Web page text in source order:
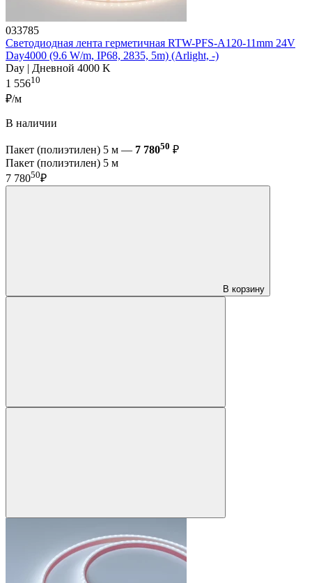
033785
Светодиодная лента герметичная RTW-PFS-A120-11mm 24V
Day4000 (9.6 W/m, IP68, 2835, 5m) (Arlight, -)
Day | Дневной 4000 K
1 55610
₽/м
В наличии
Пакет (полиэтилен) 5 м — 7 78050 ₽
Пакет (полиэтилен) 5 м
7 78050₽
В корзину